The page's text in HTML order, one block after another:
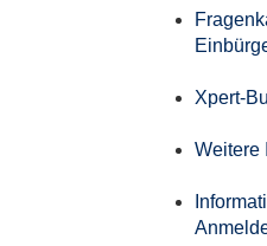
Xpert-
Weitere